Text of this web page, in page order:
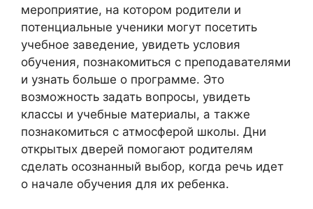
мероприятие, на котором родители и
потенциальные ученики могут посетить
учебное заведение, увидеть условия
обучения, познакомиться с преподавателями
и узнать больше о программе. Это
возможность задать вопросы, увидеть
классы и учебные материалы, а также
познакомиться с атмосферой школы. Дни
открытых дверей помогают родителям
сделать осознанный выбор, когда речь идет
о начале обучения для их ребенка.